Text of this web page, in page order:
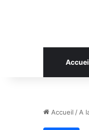
Accueil / A